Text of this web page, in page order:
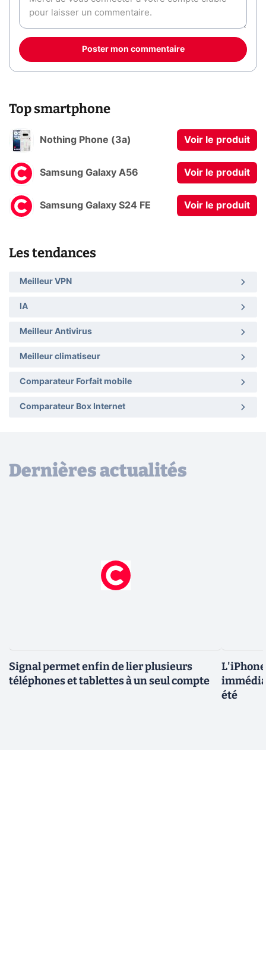
Poster mon commentaire
Top smartphone
Nothing Phone (3a) Voir le produit
Samsung Galaxy A56 Voir le produit
Samsung Galaxy S24 FE Voir le produit
Les tendances
Meilleur VPN
IA
Meilleur Antivirus
Meilleur climatiseur
Comparateur Forfait mobile
Comparateur Box Internet
Dernières actualités
Signal permet enfin de lier plusieurs
téléphones et tablettes à un seul compte
été